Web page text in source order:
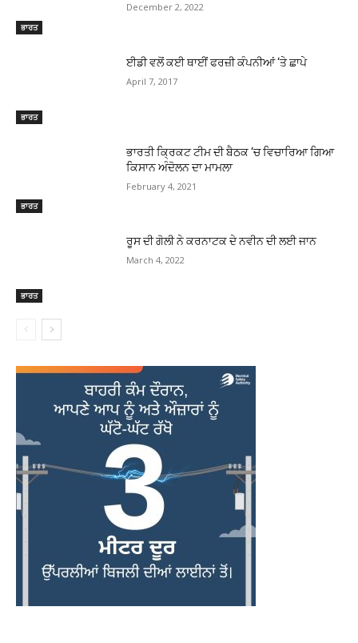
ਭਾਰਤ
December 2, 2022
ਭਾਰਤ
ਈਡੀ ਵਲੋਂ ਕਈ ਥਾਈਂ ਫਰਜ਼ੀ ਕੰਪਨੀਆਂ ‘ਤੇ ਛਾਪੇ
April 7, 2017
ਭਾਰਤ
ਭਾਰਤੀ ਕ੍ਰਿਕਟ ਟੀਮ ਦੀ ਬੈਠਕ ‘ਚ ਵਿਚਾਰਿਆ ਗਿਆ
ਕਿਸਾਨ ਅੰਦੋਲਨ ਦਾ ਮਾਮਲਾ
February 4, 2021
ਭਾਰਤ
ਰੂਸ ਦੀ ਗੋਲੀ ਨੇ ਕਰਨਾਟਕ ਦੇ ਨਵੀਨ ਦੀ ਲਈ ਜਾਨ
March 4, 2022